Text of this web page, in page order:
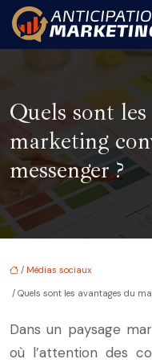
Quels sont
marketing
messenger ?
/ Médias sociaux
/ Quels sont les avantages du
Dans un paysage
où l’attention des